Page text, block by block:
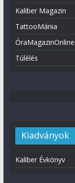
Kaliber Magazin
TattooMánia
ÓraMagazinOnline
Túlélés
Kiadványok
Kaliber Évkönyv